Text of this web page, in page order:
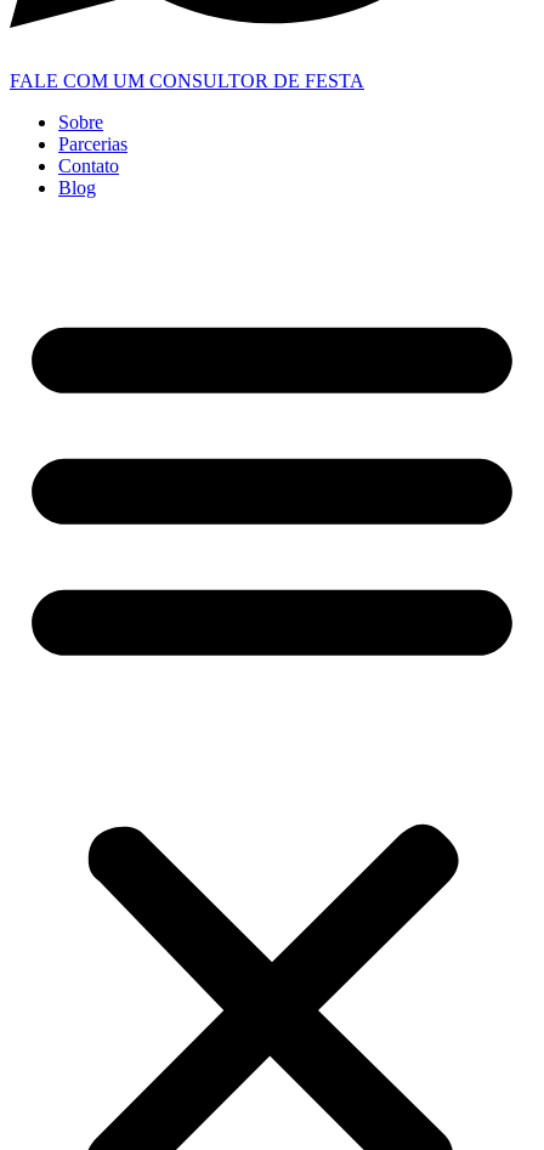
FALE COM UM CONSULTOR DE FESTA
Sobre
Parcerias
Contato
Blog